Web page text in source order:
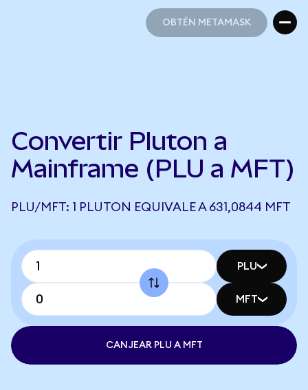
OBTÉN METAMASK
Convertir Pluton a
Mainframe (PLU a MFT)
PLU/MFT: 1 PLUTON EQUIVALE A 631,0844 MFT
PLU
MFT
CANJEAR PLU A MFT